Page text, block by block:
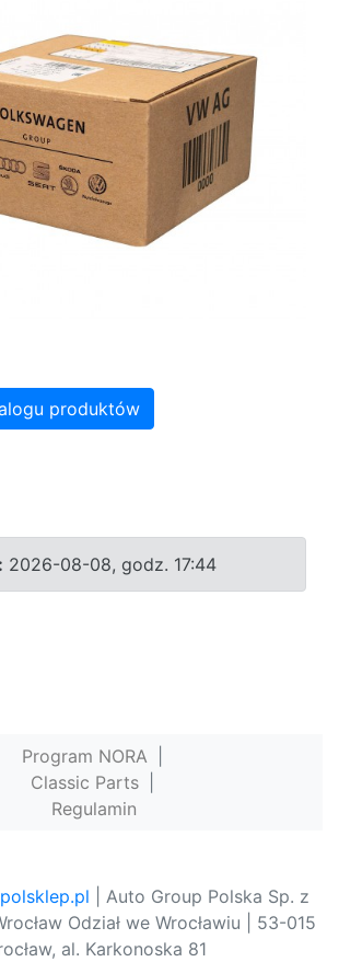
produktów
2026-08-08, godz. 17:44
Program NORA
Classic Parts
Regulamin
| Auto Group Polska Sp. z
Odział we Wrocławiu | 53-015
al. Karkonoska 81